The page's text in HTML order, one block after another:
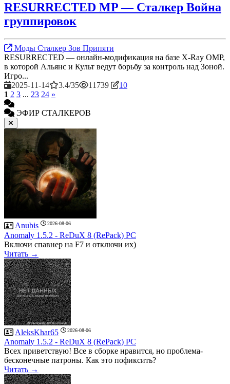
RESURRECTED MP — Сталкер Война
группировок
Моды Сталкер Зов Припяти
RESURRECTED — онлайн-модификация на базе X-Ray OMP,
в которой Альянс и Культ ведут борьбу за контроль над Зоной.
Игро...
2025-11-14
3.4/35 11739
10
1 2 3 ... 23 24 »
ЭФИР СТАЛКЕРОВ
Anubis 2026-08-06
Anomaly 1.5.2 - ReDuX 8 (RePack) PC
Включи спавнер на F7 и отключи их)
Читать →
AleksKhar65 2026-08-06
Anomaly 1.5.2 - ReDuX 8 (RePack) PC
Всех приветствую! Все в сборке нравится, но проблема-
бесконечные патроны. Как это пофиксить?
Читать →